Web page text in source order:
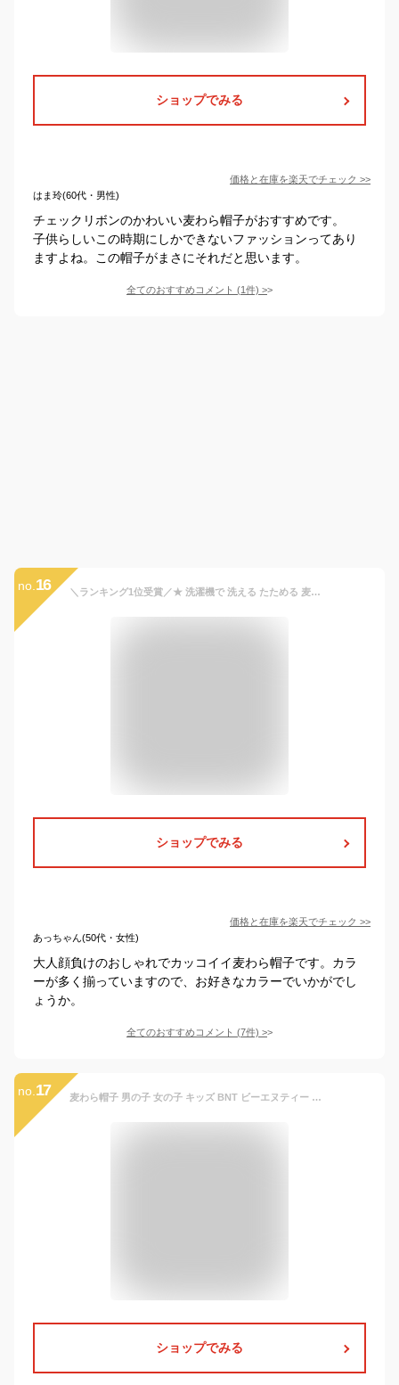
ショップでみる
価格と在庫を楽天でチェック >>
はま玲(60代・男性)
チェックリボンのかわいい麦わら帽子がおすすめです。
子供らしいこの時期にしかできないファッションってあり
ますよね。この帽子がまさにそれだと思います。
全てのおすすめコメント (1件) >
no. 16 ＼ランキング1位受賞／★ 洗濯機で 洗える たためる 麦わら帽子 ［送料無料メール便］ ウォッシャブル ポケットタブル ハット 帽子 レディース メンズ キッズ ビッグ 大きいサイズ Big HAT UVカット つば広 春夏 レジャー アウトドア ハワイ おしゃれ 楽天
ショップでみる
価格と在庫を楽天でチェック >>
あっちゃん(50代・女性)
大人顔負けのおしゃれでカッコイイ麦わら帽子です。カラ
ーが多く揃っていますので、お好きなカラーでいかがでし
ょうか。
全てのおすすめコメント (7件) >
no. 17 麦わら帽子 男の子 女の子 キッズ BNT ビーエヌティー 楽天ランキング1位入賞 大人まで 日本製 ボヴイス【到着後1か月以内にレビューを書いて次回1000円以上で100円OFFクーポン配布中】
ショップでみる